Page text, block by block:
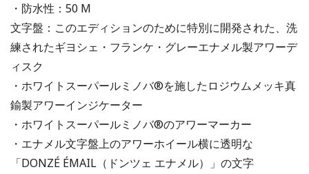
・防水性：50 M
文字盤：このエディションのために特別に開発された、洗
練されたギヨシェ・フランケ・グレーエナメル製アワーデ
ィスク
・ホワイトスーパールミノバ®を施したロジウムメッキ真
鍮製アワーインジケーター
・ホワイトスーパールミノバ®のアワーマーカー
・エナメル文字盤上のアワーホイール横に透明な
「DONZÉ ÉMAIL（ドンツェ エナメル）」の文字